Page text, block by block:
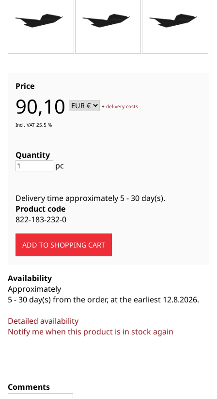
Price
90,10 +delivery costs
Incl. VAT 25.5 %
Quantity
pc
Delivery time approximately 5 - 30 day(s).
Product code
822-183-232-0
Availability
Approximately
5 - 30 day(s) from the order, at the earliest 12.8.2026.
Detailed availability
Notify me when this product is in stock again
Comments